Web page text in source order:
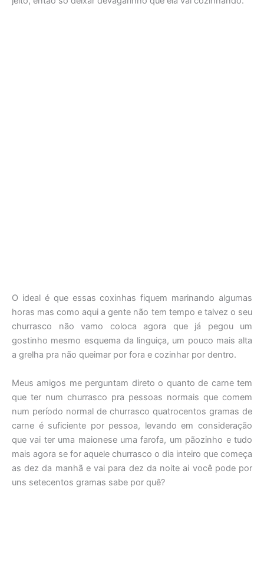
O ideal é que essas coxinhas fiquem marinando algumas
horas mas como aqui a gente não tem tempo e talvez o seu
churrasco não vamo coloca agora que já pegou um
gostinho mesmo esquema da linguiça, um pouco mais alta
a grelha pra não queimar por fora e cozinhar por dentro.
Meus amigos me perguntam direto o quanto de carne tem
que ter num churrasco pra pessoas normais que comem
num período normal de churrasco quatrocentos gramas de
carne é suficiente por pessoa, levando em consideração
que vai ter uma maionese uma farofa, um pãozinho e tudo
mais agora se for aquele churrasco o dia inteiro que começa
as dez da manhã e vai para dez da noite ai você pode por
uns setecentos gramas sabe por quê?